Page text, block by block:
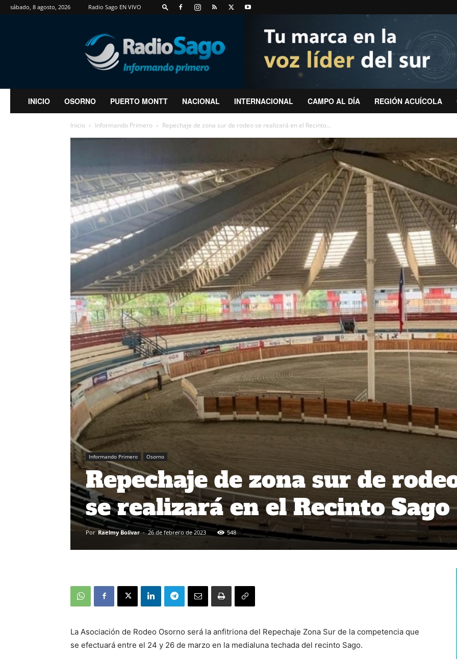
sábado, 8 agosto, 2026 Radio Sago EN VIVO
RadioSago
INICIO OSORNO PUERTO MONTT NACIONAL INTERNACIONAL CAMPO AL DÍA REGIÓN ACUÍCOLA
Inicio Informando Primero Repechaje de zona sur de rodeo se realizará en el Recinto...
Informando Primero Osorno
Repechaje de zona sur de
se realizará en el Recinto Sago
Por Raelmy Bolivar - 26 de febrero de 2023 548
La Asociación de Rodeo Osorno será la anfitriona del Repechaje Zona Sur de la competencia que
se efectuará entre el 24 y 26 de marzo en la medialuna techada del recinto Sago.